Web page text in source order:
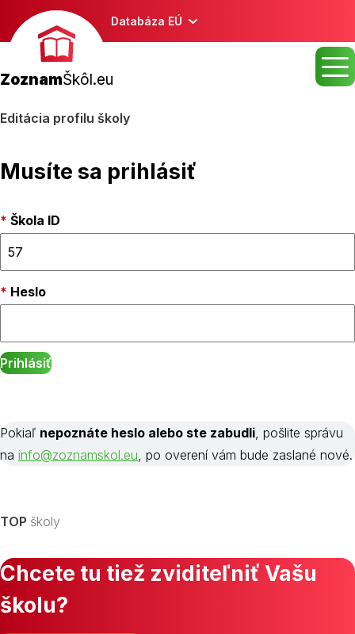
Databáza EÚ
ZoznamŠkôl.eu
Editácia profilu školy
Musíte sa prihlásiť
Škola ID
Heslo
Pokiaľ nepoznáte heslo alebo ste zabudli, pošlite správu
na info@zoznamskol.eu, po overení vám bude zaslané nové.
TOP školy
Chcete tu tiež zviditeľniť Vašu
školu?